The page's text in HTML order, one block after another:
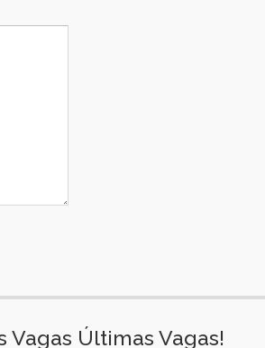
Vagas Últimas Vagas!